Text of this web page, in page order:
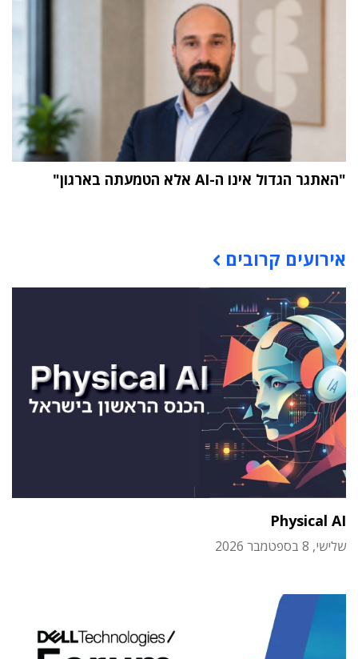
"האתגר הגדול אינו ה-AI אלא הטמעתה בארגון"
אירועים קרובים
Physical AI
שלישי, 8 בספטמבר 2026